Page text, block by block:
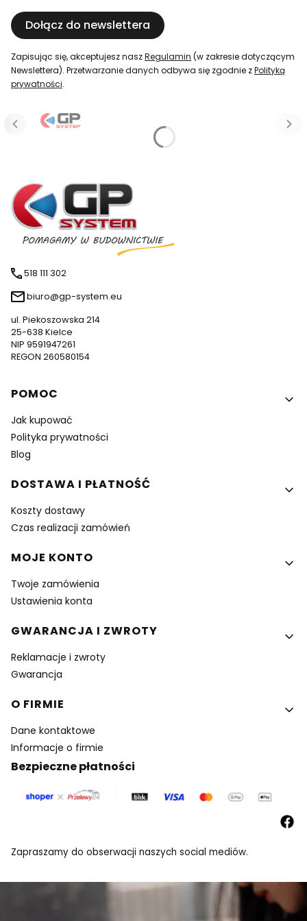
Dołącz do newslettera
Zapisując się, akceptujesz naszRegulamin (w zakresie dotyczącym
Newslettera). Przetwarzanie danych odbywa się zgodnie zPolityką
prywatności.
518 111 302
biuro@gp-system.eu
ul. Piekoszowska 214
25-638 Kielce
NIP 9591947261
REGON 260580154
Linki w stopce
POMOC
Jak kupować
Polityka prywatności
Blog
DOSTAWA I PŁATNOŚĆ
Koszty dostawy
Czas realizacji zamówień
MOJE KONTO
Twoje zamówienia
Ustawienia konta
GWARANCJA I ZWROTY
Reklamacje i zwroty
Gwarancja
O FIRMIE
Dane kontaktowe
Informacje o firmie
Bezpieczne płatności
Zapraszamy do obserwacji naszych social mediów.